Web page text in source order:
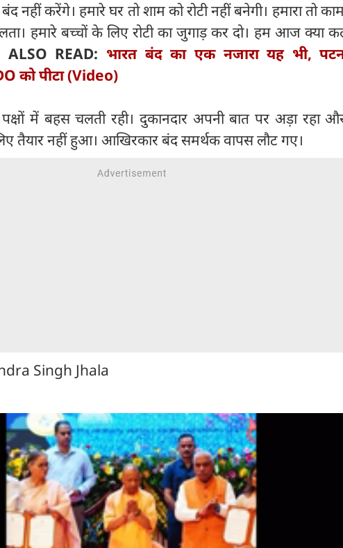
नहीं करेंगे। हमारे घर तो शाम को रोटी नहीं बनेगी। हमारा तो
हमारे बच्चों के लिए रोटी का जुगाड़ कर दो। हम आज क्या
ALSO READ: भारत बंद का एक नजारा यह भी,
को पीटा (Video)
में बहस चलती रही। दुकानदार अपनी बात पर अड़ा रहा
तैयार नहीं हुआ। आखिरकार बंद समर्थक वापस लौट गए।
Singh Jhala